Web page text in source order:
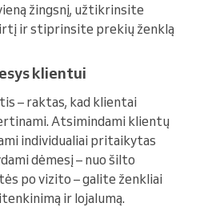
žingsnį, užtikrinsite
ir stiprinsite prekių ženklą
klientui
– raktas, kad klientai
Atsimindami klientų
individualiai pritaikytas
dėmesį – nuo šilto
po vizito – galite ženkliai
ir lojalumą.